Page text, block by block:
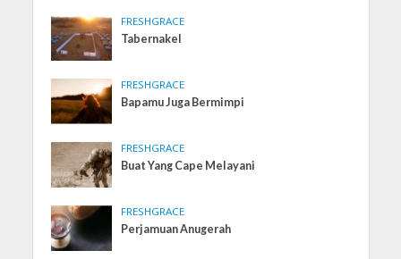
FRESHGRACE
Tabernakel
FRESHGRACE
Bapamu Juga Bermimpi
FRESHGRACE
Buat Yang Cape Melayani
FRESHGRACE
Perjamuan Anugerah